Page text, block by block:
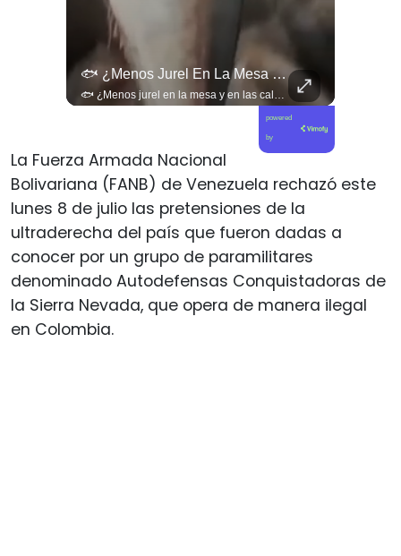
🐟 ¿Menos Jurel En La Mesa Y En Las Caletas?
🐟 ¿Menos jurel en la mesa y en las caletas? El cambio climático y El Niño alteran las aguas chilenas. 🌊🇨🇱 Especialistas advierten que las anomalías térmicas en el océano están desplazando los cardúmenes de jurel hacia zonas más profundas y australes, alejándolos de la costa. El fenómeno golpea directamente el sustento de la pesca artesanal y amenaza la canasta básica familiar, al restringir la oferta de una de las fuentes de proteína más populares y accesibles del país. 📉🎣 🎥 Revisa el análisis científico completo y el impacto en las comunidades costeras en elciudadano.com 🔗 (Link en la biografía). ¿Has notado la escasez o el alza de precio del jurel en tu ciudad? Te leemos en los comentarios. 💬👇🏼
powered
by
La Fuerza Armada Nacional
Bolivariana (FANB) de Venezuela rechazó este
lunes 8 de julio las pretensiones de la
ultraderecha del país que fueron dadas a
conocer por un grupo de paramilitares
denominado Autodefensas Conquistadoras de
la Sierra Nevada, que opera de manera ilegal
en Colombia.